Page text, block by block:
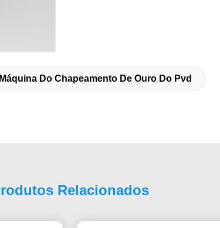
Máquina Do Chapeamento De Ouro Do Pvd
Relacionados